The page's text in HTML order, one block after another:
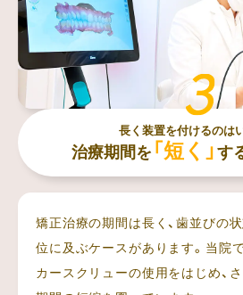
長く装置を付けるのは
治療期間を 「短く」 す
矯正治療の期間は長く、歯並びの
位に及ぶケースがあります。当院
カースクリューの使用をはじめ、